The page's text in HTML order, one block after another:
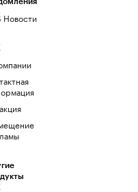
Новости